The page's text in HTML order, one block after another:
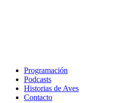
Programación
Podcasts
Historias de Aves
Contacto